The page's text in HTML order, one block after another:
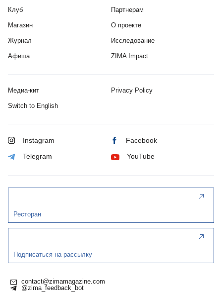
Клуб
Магазин
Журнал
Афиша
Партнерам
О проекте
Исследование
ZIMA Impact
Медиа-кит Privacy Policy
Switch to English
Instagram Facebook
Telegram YouTube
Ресторан
Подписаться на рассылку
contact@zimamagazine.com
@zima_feedback_bot